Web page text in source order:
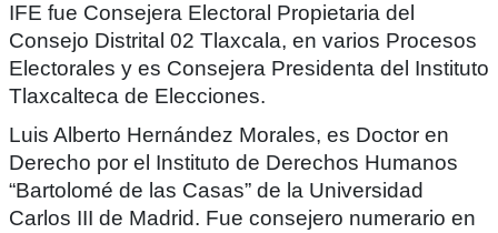
IFE fue Consejera Electoral Propietaria del
Consejo Distrital 02 Tlaxcala, en varios Procesos
Electorales y es Consejera Presidenta del Instituto
Tlaxcalteca de Elecciones.
Luis Alberto Hernández Morales, es Doctor en
Derecho por el Instituto de Derechos Humanos
“Bartolomé de las Casas” de la Universidad
Carlos III de Madrid. Fue consejero numerario en